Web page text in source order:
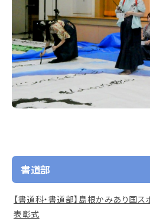
書道部
【書道科・書道部】島根かみあり国
表彰式